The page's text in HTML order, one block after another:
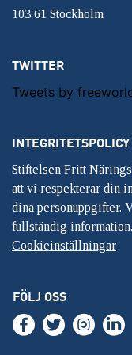
103 61 Stockholm
TWITTER
Tweets by
INTEGRITETSPOLICY
Stiftelsen Fritt
att vi respekterar din
dina personuppgifter.
fullständig information.
Cookieinställningar
FÖLJ OSS